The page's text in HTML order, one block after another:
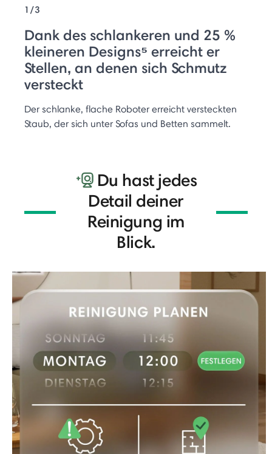
1/3
Dank des schlankeren und 25 %
kleineren Designs⁵ erreicht er
Stellen, an denen sich Schmutz
versteckt
Der schlanke, flache Roboter erreicht versteckten
Staub, der sich unter Sofas und Betten sammelt.
Du hast jedes
Detail deiner
Reinigung im
Blick.